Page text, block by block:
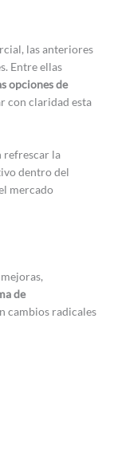
las anteriores
Entre ellas
opciones de
con claridad esta
refrescar la
dentro del
mercado
de
cambios radicales